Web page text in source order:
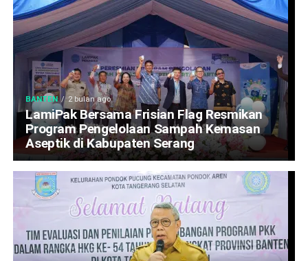
BANTEN 2 bulan ago
LamiPak Bersama Frisian Flag Resmikan
Program Pengelolaan Sampah Kemasan
Aseptik di Kabupaten Serang